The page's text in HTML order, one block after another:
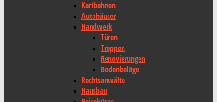
Kartbahnen
Autohäuser
Handwerk
Türen
Treppen
Renovierungen
Bodenbeläge
Rechtsanwälte
Hausbau